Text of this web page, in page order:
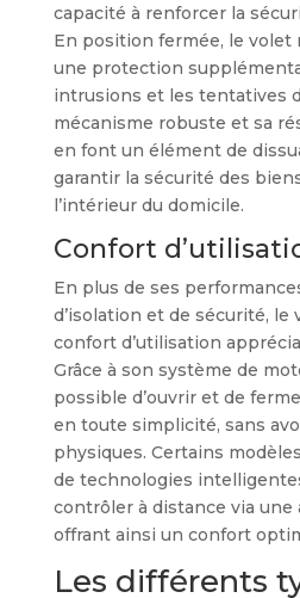
capacité à renforcer la
En position fermée, le
une protection
intrusions et les tentatives
mécanisme robuste et sa
en font un élément de
garantir la sécurité des
l’intérieur du domicile.
Confort
En plus de ses
d’isolation et de sécurité,
confort d’utilisation
Grâce à son système de
possible d’ouvrir et de
en toute simplicité, sans
physiques. Certains
de technologies
contrôler à distance via
offrant ainsi un confort
Les différents